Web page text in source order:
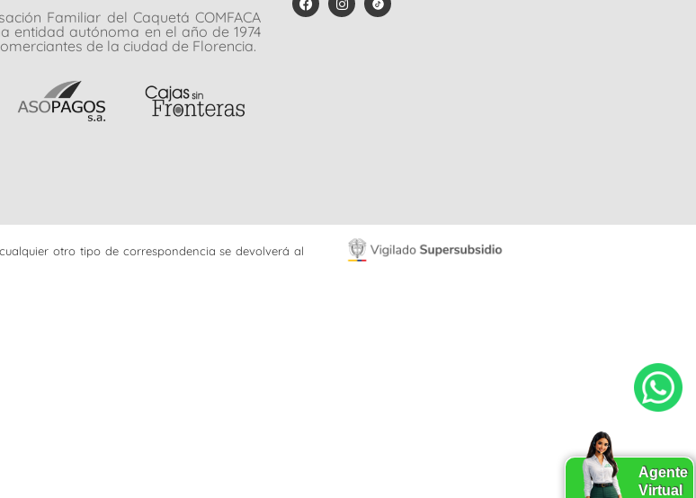
Familiar del Caquetá COMFACA
entidad autónoma en el año de 1974
de la ciudad de Florencia.
otro tipo de correspondencia se devolverá al
Agente
Virtual